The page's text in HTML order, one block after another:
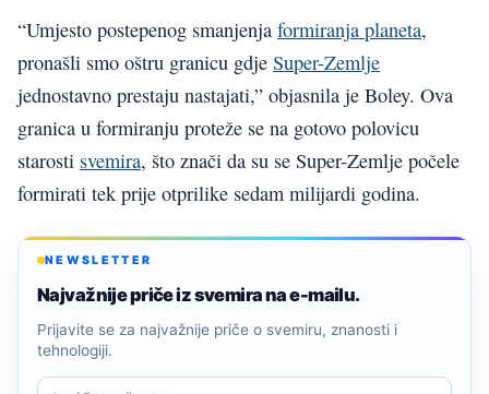
“Umjesto postepenog smanjenja formiranja planeta,
pronašli smo oštru granicu gdje Super-Zemlje
jednostavno prestaju nastajati,” objasnila je Boley. Ova
granica u formiranju proteže se na gotovo polovicu
starosti svemira, što znači da su se Super-Zemlje počele
formirati tek prije otprilike sedam milijardi godina.
NEWSLETTER
Najvažnije priče iz svemira na e-mailu.
Prijavite se za najvažnije priče o svemiru, znanosti i
tehnologiji.